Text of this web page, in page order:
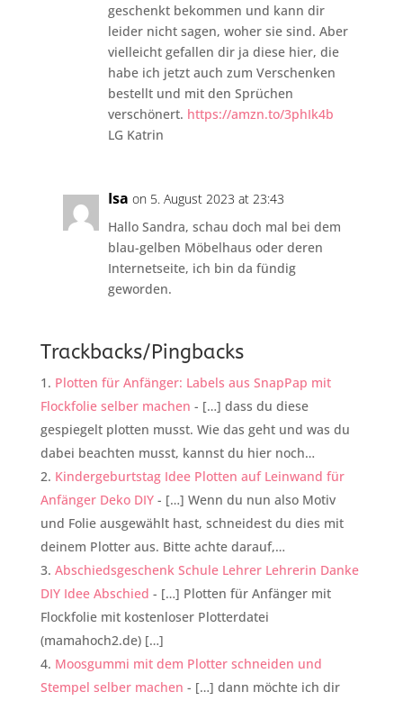
geschenkt bekommen und kann dir
leider nicht sagen, woher sie sind. Aber
vielleicht gefallen dir ja diese hier, die
habe ich jetzt auch zum Verschenken
bestellt und mit den Sprüchen
verschönert. https://amzn.to/3phIk4b
LG Katrin
Isa on 5. August 2023 at 23:43
Hallo Sandra, schau doch mal bei dem
blau-gelben Möbelhaus oder deren
Internetseite, ich bin da fündig
geworden.
Trackbacks/Pingbacks
Plotten für Anfänger: Labels aus SnapPap mit
Flockfolie selber machen - […] dass du diese
gespiegelt plotten musst. Wie das geht und was du
dabei beachten musst, kannst du hier noch…
Kindergeburtstag Idee Plotten auf Leinwand für
Anfänger Deko DIY- […] Wenn du nun also Motiv
und Folie ausgewählt hast, schneidest du dies mit
deinem Plotter aus. Bitte achte darauf,…
Abschiedsgeschenk Schule Lehrer Lehrerin Danke
DIY Idee Abschied - […] Plotten für Anfänger mit
Flockfolie mit kostenloser Plotterdatei
(mamahoch2.de) […]
Moosgummi mit dem Plotter schneiden und
Stempel selber machen - […] dann möchte ich dir